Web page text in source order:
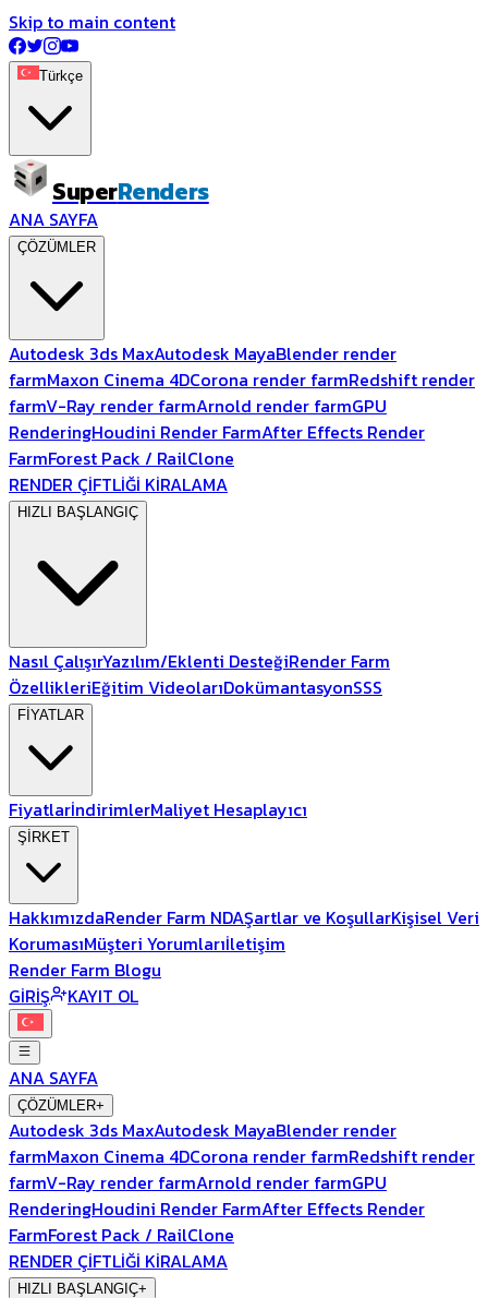
Skip to main content
Türkçe
SuperRenders
ANA SAYFA
ÇÖZÜMLER
Autodesk 3ds MaxAutodesk MayaBlender render
farmMaxon Cinema 4DCorona render farmRedshift render
farmV-Ray render farmArnold render farmGPU
RenderingHoudini Render FarmAfter Effects Render
FarmForest Pack / RailClone
RENDER ÇİFTLİĞİ KİRALAMA
HIZLI BAŞLANGIÇ
Nasıl ÇalışırYazılım/Eklenti DesteğiRender Farm
ÖzellikleriEğitim VideolarıDokümantasyonSSS
FİYATLAR
FiyatlarİndirimlerMaliyet Hesaplayıcı
ŞİRKET
HakkımızdaRender Farm NDAŞartlar ve KoşullarKişisel Veri
KorumasıMüşteri Yorumlarıİletişim
Render Farm Blogu
GİRİŞ
KAYIT OL
ANA SAYFA
ÇÖZÜMLER+
Autodesk 3ds MaxAutodesk MayaBlender render
farmMaxon Cinema 4DCorona render farmRedshift render
farmV-Ray render farmArnold render farmGPU
RenderingHoudini Render FarmAfter Effects Render
FarmForest Pack / RailClone
RENDER ÇİFTLİĞİ KİRALAMA
HIZLI BAŞLANGIÇ+